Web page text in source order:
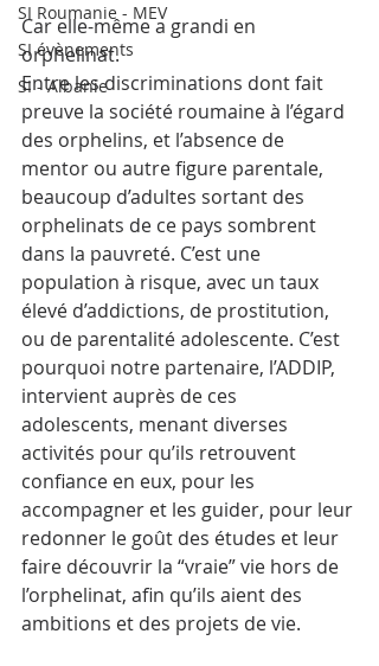
SI Roumanie - MEV
SI évènements
SI - Albanie
Car elle-même a grandi en
orphelinat.
Entre les discriminations dont fait
preuve la société roumaine à l’égard
des orphelins, et l’absence de
mentor ou autre figure parentale,
beaucoup d’adultes sortant des
orphelinats de ce pays sombrent
dans la pauvreté. C’est une
population à risque, avec un taux
élevé d’addictions, de prostitution,
ou de parentalité adolescente. C’est
pourquoi notre partenaire, l’ADDIP,
intervient auprès de ces
adolescents, menant diverses
activités pour qu’ils retrouvent
confiance en eux, pour les
accompagner et les guider, pour leur
redonner le goût des études et leur
faire découvrir la “vraie” vie hors de
l’orphelinat, afin qu’ils aient des
ambitions et des projets de vie.